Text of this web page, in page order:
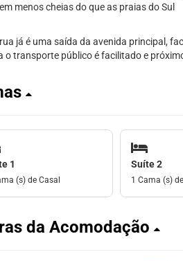
menos cheias do que as praias do Sul
já é uma saída da avenida principal,
o transporte público é facilitado e
1
(s) de Casal
Suíte 2
1 Cama (s)
da Acomodação